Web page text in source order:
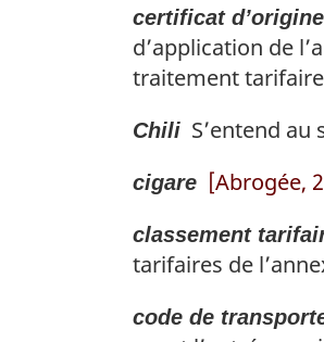
certificat d’origine
d’application de
traitement
Chili S’entend
cigare [Abrogée,
classement
tarifaires de
code de